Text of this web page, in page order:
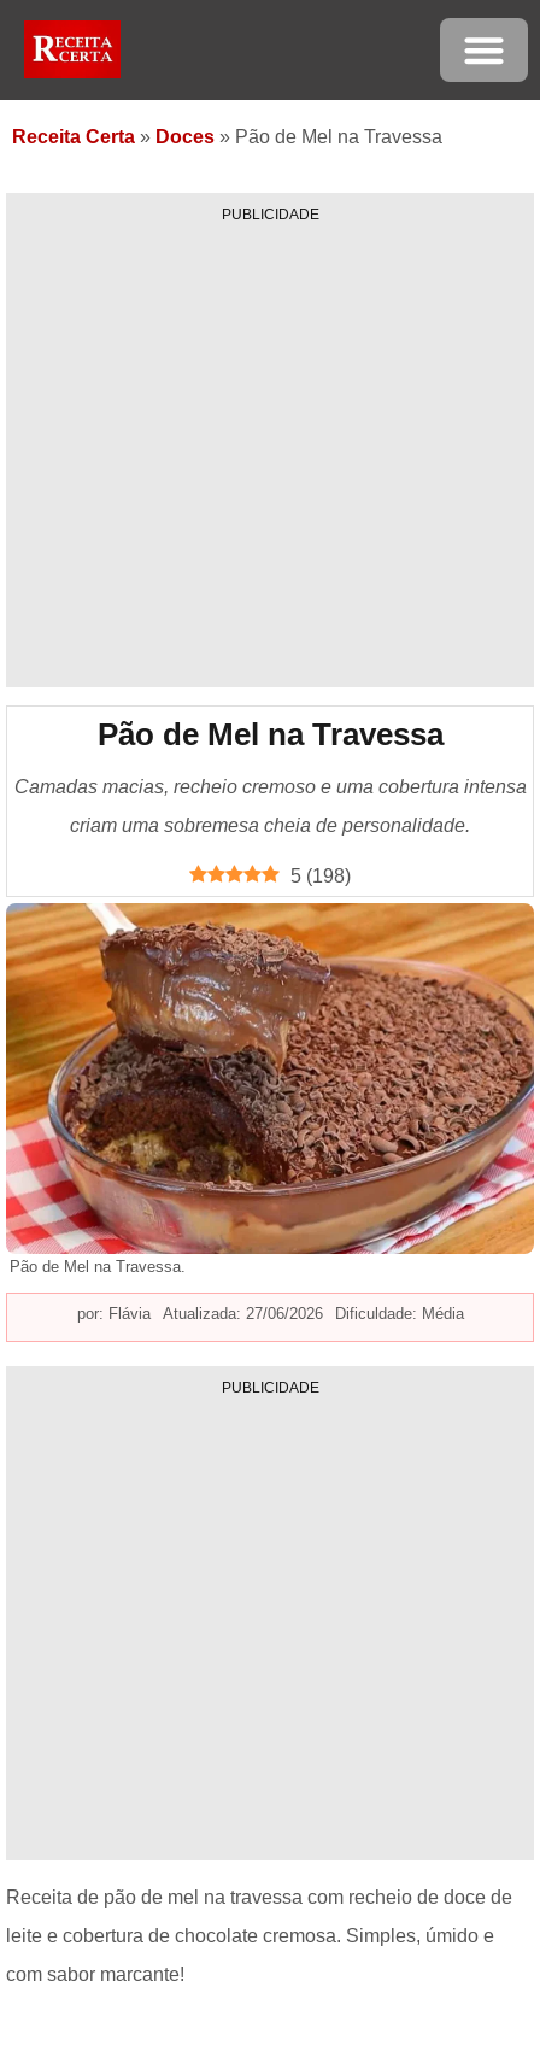
Receita Certa » Doces » Pão de Mel na Travessa
PUBLICIDADE
Pão de Mel na Travessa
Camadas macias, recheio cremoso e uma cobertura intensa
criam uma sobremesa cheia de personalidade.
5 (198)
Pão de Mel na Travessa.
por: Flávia Atualizada: 27/06/2026 Dificuldade: Média
PUBLICIDADE
Receita de pão de mel na travessa com recheio de doce de
leite e cobertura de chocolate cremosa. Simples, úmido e
com sabor marcante!